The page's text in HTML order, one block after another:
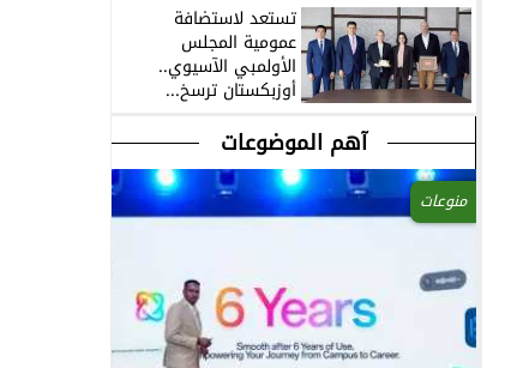
تستعد لاستضافة
عمومية المجلس
الأولمبي الآسيوي..
أوزبكستان ترسخ...
آهم الموضوعات
منوعات